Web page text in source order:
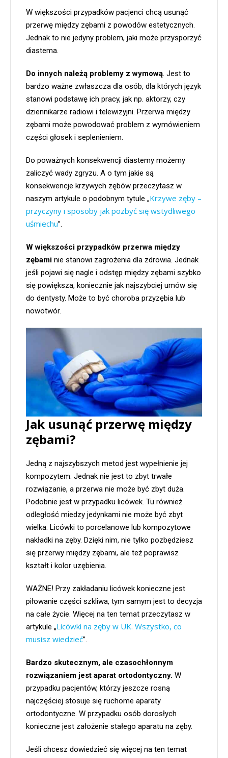
W większości przypadków pacjenci chcą usunąć
przerwę między zębami z powodów estetycznych.
Jednak to nie jedyny problem, jaki może przysporzyć
diastema.
Do innych należą problemy z wymową. Jest to
bardzo ważne zwłaszcza dla osób, dla których język
stanowi podstawę ich pracy, jak np. aktorzy, czy
dziennikarze radiowi i telewizyjni. Przerwa między
zębami może powodować problem z wymówieniem
części głosek i seplenieniem.
Do poważnych konsekwencji diastemy możemy
zaliczyć wady zgryzu. A o tym jakie są
konsekwencje krzywych zębów przeczytasz w
naszym artykule o podobnym tytule „Krzywe zęby –
przyczyny i sposoby jak pozbyć się wstydliwego
uśmiechu”.
W większości przypadków przerwa między
zębami nie stanowi zagrożenia dla zdrowia. Jednak
jeśli pojawi się nagle i odstęp między zębami szybko
się powiększa, koniecznie jak najszybciej umów się
do dentysty. Może to być choroba przyzębia lub
nowotwór.
Jak usunąć przerwę między
zębami?
Jedną z najszybszych metod jest wypełnienie jej
kompozytem. Jednak nie jest to zbyt trwałe
rozwiązanie, a przerwa nie może być zbyt duża.
Podobnie jest w przypadku licówek. Tu również
odległość miedzy jedynkami nie może być zbyt
wielka. Licówki to porcelanowe lub kompozytowe
nakładki na zęby. Dzięki nim, nie tylko pozbędziesz
się przerwy między zębami, ale też poprawisz
kształt i kolor uzębienia.
WAŻNE! Przy zakładaniu licówek konieczne jest
piłowanie części szkliwa, tym samym jest to decyzja
na całe życie. Więcej na ten temat przeczytasz w
artykule „Licówki na zęby w UK. Wszystko, co
musisz wiedzieć”.
Bardzo skutecznym, ale czasochłonnym
rozwiązaniem jest aparat ortodontyczny. W
przypadku pacjentów, którzy jeszcze rosną
najczęściej stosuje się ruchome aparaty
ortodontyczne. W przypadku osób dorosłych
konieczne jest założenie stałego aparatu na zęby.
Jeśli chcesz dowiedzieć się więcej na ten temat